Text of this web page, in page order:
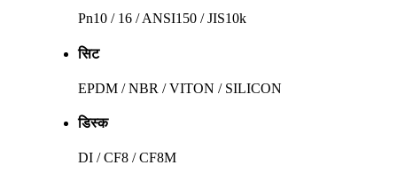
Pn10 / 16 / ANSI150 / JIS10k
सिट
EPDM / NBR / VITON / SILICON
डिस्क
DI / CF8 / CF8M